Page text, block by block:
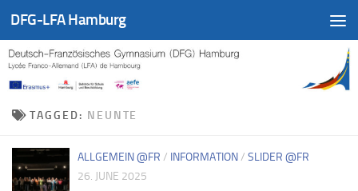
Skip to content
DFG-LFA Hamburg
TAGGED: NEUNTE
ALLGEMEIN @FR / INFORMATION/ SLIDER @FR
26. JUNE 2025